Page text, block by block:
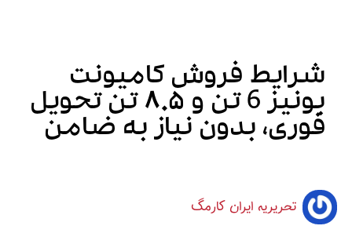
شرایط فروش کامیونت
بونیز 6 تن و ۸.۵ تن تحویل
فوری، بدون نیاز به ضامن
تحریریه ایران کارمگ